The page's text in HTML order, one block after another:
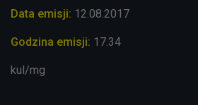
Data emisji: 12.08.2017
Godzina emisji: 17.34
kul/mg